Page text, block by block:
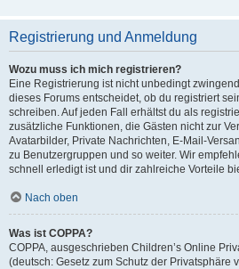
Registrierung und Anmeldung
Wozu muss ich mich registrieren?
Eine Registrierung ist nicht unbedingt
dieses Forums entscheidet, ob du registriert
schreiben. Auf jeden Fall erhältst du als
zusätzliche Funktionen, die Gästen nicht zur
Avatarbilder, Private Nachrichten, E-Mail-
zu Benutzergruppen und so weiter. Wir
schnell erledigt ist und dir zahlreiche Vorteile
Nach oben
Was ist COPPA?
COPPA, ausgeschrieben Children’s Online
(deutsch: Gesetz zum Schutz der Privatsphäre